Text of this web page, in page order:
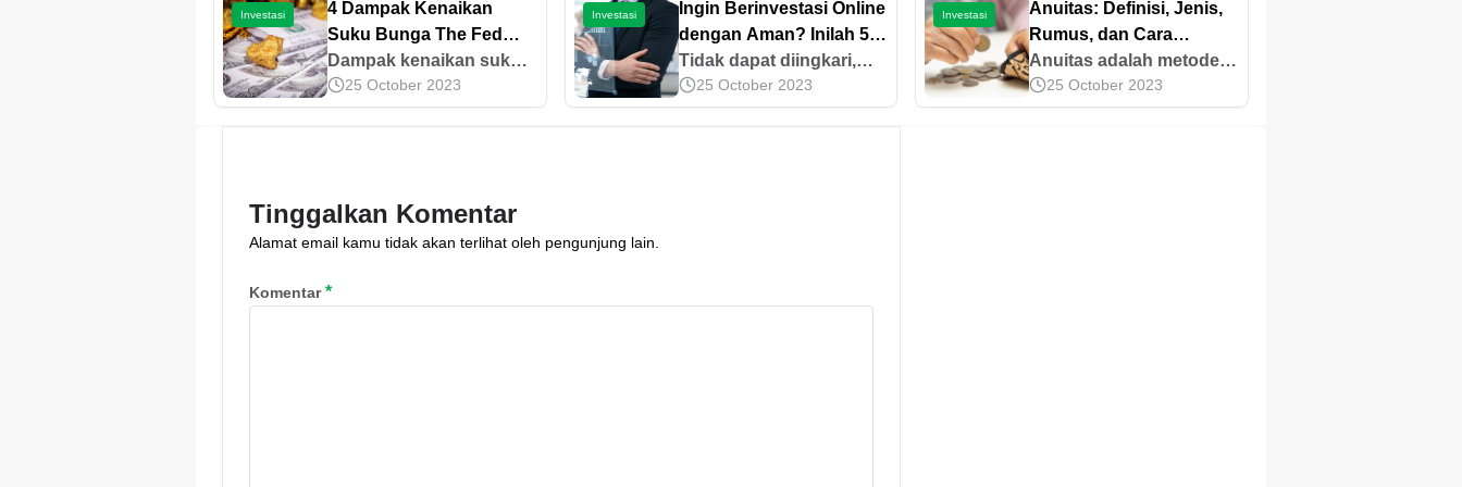
Investasi
4 Dampak Kenaikan
Suku Bunga The Fed
Terhadap Emas, Catat!
Dampak kenaikan suku
bunga The Fed terhadap
emas termasuk
pembahasan
selengkapnya di sini!
25 October 2023
Investasi
Ingin Berinvestasi Online
dengan Aman? Inilah 5
Caranya!
Tidak dapat diingkari,
perkembangan teknologi
internet berdampak pada
25 October 2023
Investasi
Anuitas: Definisi, Jenis,
Rumus, dan Cara
Menghitungnya
Anuitas adalah metode
pembayaran kredit
dengan cicilan tetap.
25 October 2023
Tinggalkan Komentar
Alamat email kamu tidak akan terlihat oleh pengunjung lain.
Komentar*